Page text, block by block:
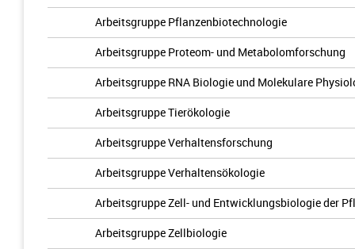
Arbeitsgruppe Pflanzenbiotechnologie
Arbeitsgruppe Proteom- und Metabolomforschung
Arbeitsgruppe RNA Biologie und Molekulare
Arbeitsgruppe Tierökologie
Arbeitsgruppe Verhaltensforschung
Arbeitsgruppe Verhaltensökologie
Arbeitsgruppe Zell- und Entwicklungsbiologie der
Arbeitsgruppe Zellbiologie